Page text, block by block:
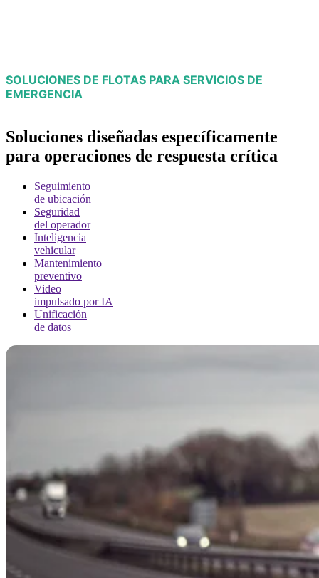
SOLUCIONES DE FLOTAS PARA SERVICIOS DE
EMERGENCIA
Soluciones diseñadas específicamente
para operaciones de respuesta crítica
Seguimiento
de ubicación
Seguridad
del operador
Inteligencia
vehicular
Mantenimiento
preventivo
Video
impulsado por IA
Unificación
de datos